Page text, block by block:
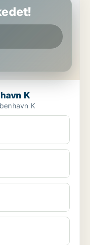
K
K